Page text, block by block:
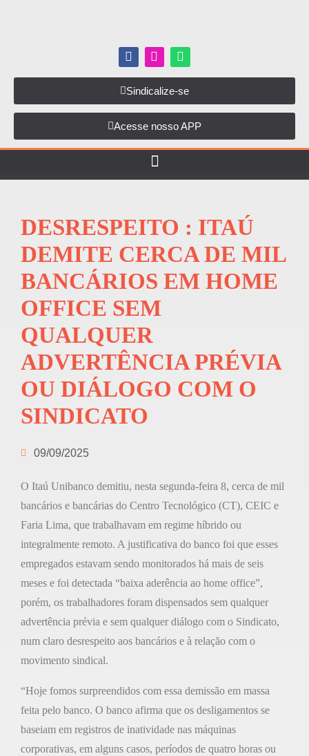
Sindicalize-se
Acesse nosso APP
DESRESPEITO : ITAÚ
DEMITE CERCA DE MIL
BANCÁRIOS EM HOME
OFFICE SEM
QUALQUER
ADVERTÊNCIA PRÉVIA
OU DIÁLOGO COM O
SINDICATO
09/09/2025
O Itaú Unibanco demitiu, nesta segunda-feira 8, cerca de mil
bancários e bancárias do Centro Tecnológico (CT), CEIC e
Faria Lima, que trabalhavam em regime híbrido ou
integralmente remoto. A justificativa do banco foi que esses
empregados estavam sendo monitorados há mais de seis
meses e foi detectada “baixa aderência ao home office”,
porém, os trabalhadores foram dispensados sem qualquer
advertência prévia e sem qualquer diálogo com o Sindicato,
num claro desrespeito aos bancários e à relação com o
movimento sindical.
“Hoje fomos surpreendidos com essa demissão em massa
feita pelo banco. O banco afirma que os desligamentos se
baseiam em registros de inatividade nas máquinas
corporativas, em alguns casos, períodos de quatro horas ou